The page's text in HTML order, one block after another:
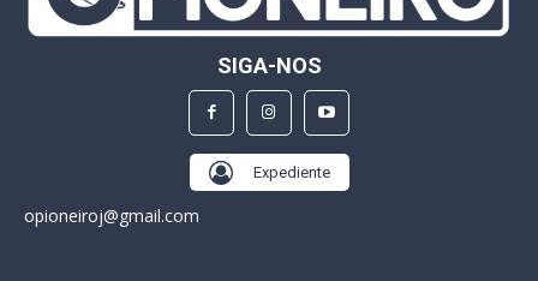
SIGA-NOS
Expediente
opioneiroj@gmail.com